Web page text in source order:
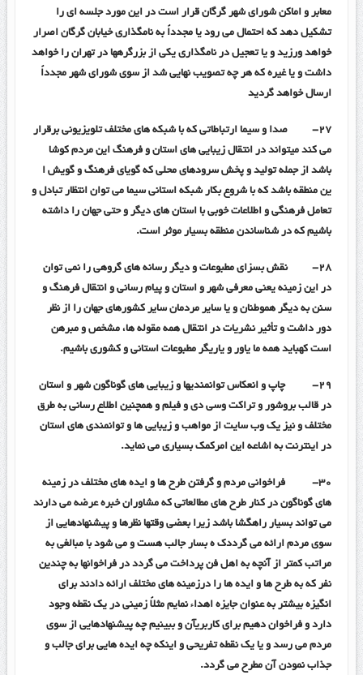
معابر و اماکن شورای شهر گرگان قرار است در این مورد جلسه ای را
تشکیل دهد که احتمال می رود یا مجدداً به نامگذاری خیابان گرگان اصرار
خواهد ورزید و یا تعجیل در نامگذاری یکی از بزرگرهها در تهران را خواهد
داشت و یا غیره که هر چه تصویب نهایی شد از سوی شورای شهر مجدداً
ارسال خواهد گردید
۲۷-
صدا و سیما ارتباطاتی که با شبکه های مختلف تلویزیونی برقرار
می کند میتواند در انتقال زیبایی های استان و فرهنگ این مردم کوشا
باشد از جمله تولید و پخش سرودهای محلی که گویای فرهنگ و گویش ا
ین منطقه باشد که با شروع بکار شبکه استانی سیما می توان انتظار تبادل و
تعامل فرهنگی و اطلاعات خوبی با استان های دیگر و حتی جهان را داشته
باشیم که در شناساندن منطقه بسیار موثر است.
۲۸-
نقش بسزای مطبوعات و دیگر رسانه های گروهی را نمی توان
در این زمینه یعنی معرفی شهر و استان و پیام رسانی و انتقال فرهنگ و
سنن به دیگر هموطنان و یا سایر مردمان سایر کشورهای جهان را از نظر
دور داشت و تأثیر نشریات در انتقال همه مقوله ها، مشخص و مبرهن
است کهباید همه ما یاور و یاریگر مطبوعات استانی و کشوری باشیم.
۲۹-
چاپ و انعکاس توانمندیها و زیبایی های گوناگون شهر و استان
در قالب بروشور و تراکت وسی دی و فیلم و همچنین اطلاع رسانی به طرق
مختلف و نیز یک وب سایت از مواهب و زیبایی ها و توانمندی های استان
در اینترنت به اشاعه این امرکمک بسیاری می نماید.
۳۰-
فراخوانی مردم و گرفتن طرح ها و ایده های مختلف در زمینه
های گوناگون در کنار طرح های مطالعاتی که مشاوران خبره عرضه می دارند
می تواند بسیار راهگشا باشد زیرا بعضی وقتها نظرها و پیشنهادهایی از
سوی مردم ارائه می گرددک ه بسار جالب هست و می شود با مبالغی به
مراتب کمتر از آنچه به اهل فن پرداخت می گردد در فراخوانها به چندین
نفر که به طرح ها و ایده ها را درزمینه های مختلف ارائه دادند برای
انگیزه بیشتر به عنوان جایزه اهداء نمایم مثلاً زمینی در یک نقطه وجود
دارد و فراخوان دهیم برای کاربریآن و ببینیم چه پیشنهادهایی از سوی
مردم می رسد و یا یک نقطه تفریحی و اینکه چه ایده هایی برای جالب و
جذاب نمودن آن مطرح می گردد.